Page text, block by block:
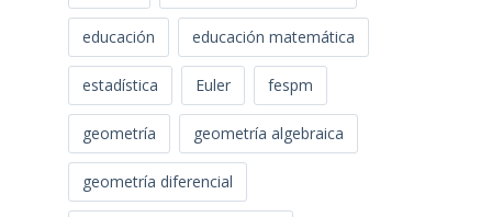
educación educación matemática
estadística Euler fespm
geometría geometría algebraica
geometría diferencial